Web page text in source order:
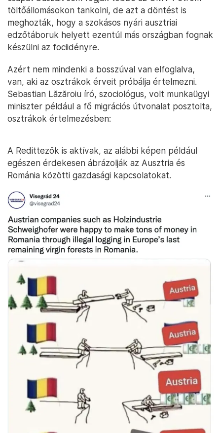
töltőállomásokon tankolni, de azt a döntést is
meghozták, hogy a szokásos nyári ausztriai
edzőtáboruk helyett ezentúl más országban fognak
készülni az fociidényre.
Azért nem mindenki a bosszúval van elfoglalva,
van, aki az osztrákok érveit próbálja értelmezni.
Sebastian Lăzăroiu író, szociológus, volt munkaügyi
miniszter például a fő migrációs útvonalat posztolta,
osztrákok értelmezésben:
A Redittezők is aktívak, az alábbi képen például
egészen érdekesen ábrázolják az Ausztria és
Románia közötti gazdasági kapcsolatokat.